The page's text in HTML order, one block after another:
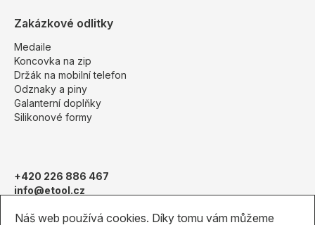
Zakázkové odlitky
Medaile
Koncovka na zip
Držák na mobilní telefon
Odznaky a piny
Galanterní doplňky
Silikonové formy
+420 226 886 467
info@etool.cz
Pantone vzorník
Náš web používá cookies. Díky tomu vám můžeme